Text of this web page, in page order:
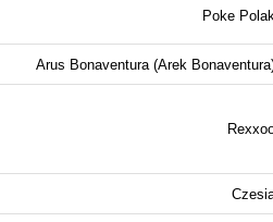
Poke
Arus Bonaventura (Arek